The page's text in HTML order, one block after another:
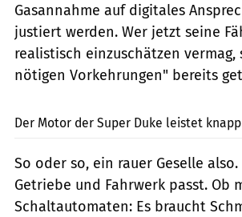
Gasannahme auf digitales
justiert werden. Wer jetzt seine
realistisch einzuschätzen
nötigen Vorkehrungen" bereits
Der Motor der Super Duke leistet knapp
So oder so, ein rauer Geselle also.
Getriebe und Fahrwerk passt. Ob
Schaltautomaten: Es braucht